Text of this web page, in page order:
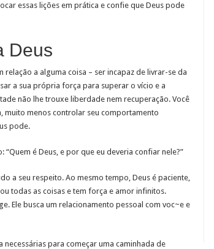
essas lições em prática e confie que Deus pode
Deus
a alguma coisa – ser incapaz de livrar-se da
a sua própria força para superar o vício e a
não lhe trouxe liberdade nem recuperação. Você
muito menos controlar seu comportamento
pode.
é Deus, e por que eu deveria confiar nele?”
a seu respeito. Ao mesmo tempo, Deus é paciente,
todas as coisas e tem força e amor infinitos.
Ele busca um relacionamento pessoal com voc~e e
para começar uma caminhada de